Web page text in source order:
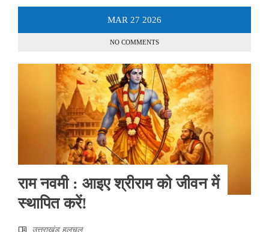
MAR 27 2026
NO COMMENTS
राम नवमी : आइए श्रीराम को जीवन में
स्थापित करें!
उत्तराखंड हलचल